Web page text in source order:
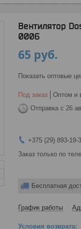
Вентилятор
0006
65 руб.
Показать оптовые
Под заказ
Оптом и
Отправка с 26
+375 (29) 893-19-
Заказ только по
Бесплатная
График работы